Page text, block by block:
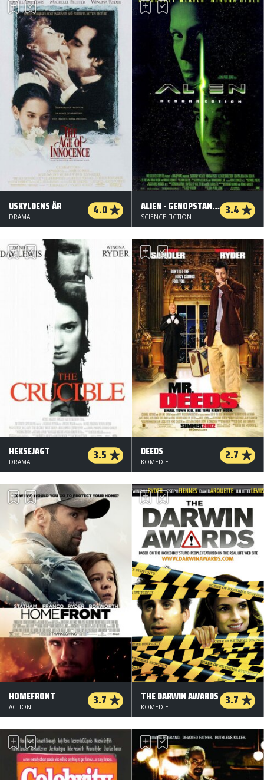
USKYLDENS ÅR 4.0
DRAMA
ALIEN - GENOPSTANDELSEN 3.4
SCIENCE FICTION
HEKSEJAGT 3.5
DRAMA
DEEDS 2.7
KOMEDIE
HOMEFRONT 3.7
ACTION
THE DARWIN AWARDS 3.7
KOMEDIE